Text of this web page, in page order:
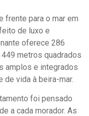
frente para o mar em
de luxo e
oferece 286
metros quadrados
amplos e integrados
de vida à beira-mar.
foi pensado
a cada morador. As